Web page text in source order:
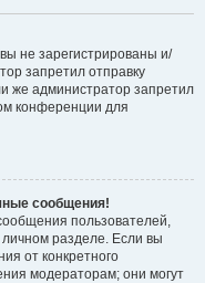
не зарегистрированы и/
запретил отправку
же администратор запретил
конференции для
сообщения!
пользователей,
разделе. Если вы
от конкретного
модераторам; они могут